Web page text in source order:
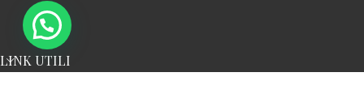
LINK UTILI